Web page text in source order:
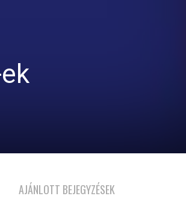
AJÁNLOTT BEJEGYZÉSEK